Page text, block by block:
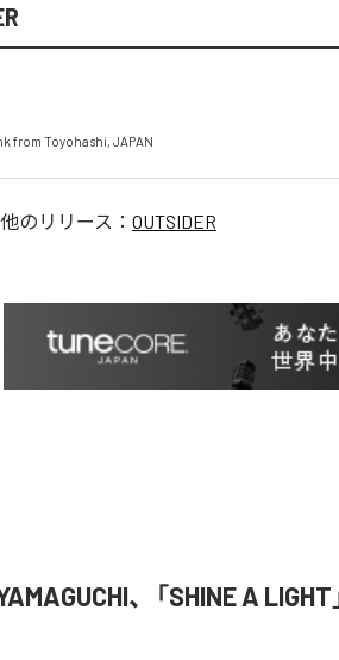
from Toyohashi, JAPAN
のリリース： OUTSIDER
、「SHINE A